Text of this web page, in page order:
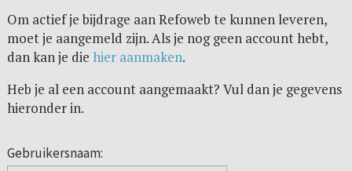
Om actief je bijdrage aan Refoweb te kunnen leveren,
moet je aangemeld zijn. Als je nog geen account hebt,
dan kan je die hier aanmaken.
Heb je al een account aangemaakt? Vul dan je gegevens
hieronder in.
Gebruikersnaam: